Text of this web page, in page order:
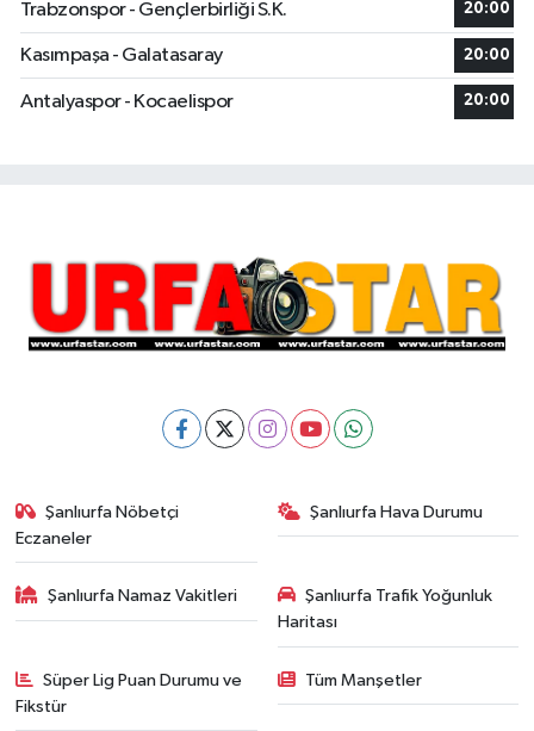
Trabzonspor - Gençlerbirliği S.K. 20:00
Kasımpaşa - Galatasaray 20:00
Antalyaspor - Kocaelispor 20:00
Şanlıurfa Nöbetçi
Eczaneler
Şanlıurfa Hava Durumu
Şanlıurfa Namaz Vakitleri
Şanlıurfa Trafik Yoğunluk
Haritası
Süper Lig Puan Durumu ve
Fikstür
Tüm Manşetler